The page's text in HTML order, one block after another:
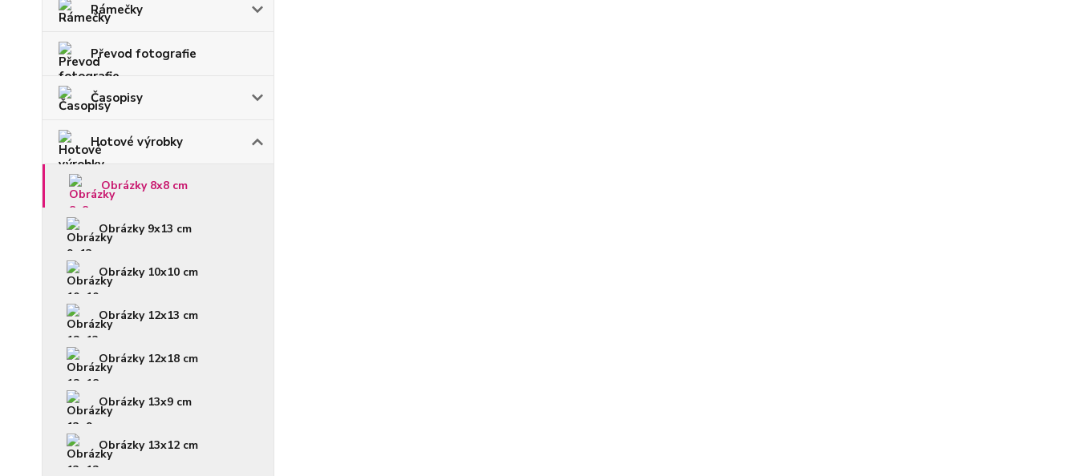
Rámečky
Převod fotografie
Časopisy
Hotové výrobky
Obrázky 8x8 cm
Obrázky 9x13 cm
Obrázky 10x10 cm
Obrázky 12x13 cm
Obrázky 12x18 cm
Obrázky 13x9 cm
Obrázky 13x12 cm